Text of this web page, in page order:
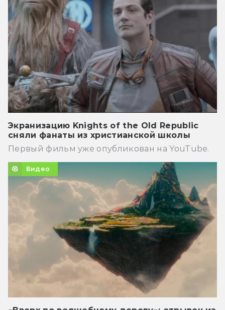
Экранизацию Knights of the Old Republic
сняли фанаты из христианской школы
Первый фильм уже опубликован на YouTube.
Видео